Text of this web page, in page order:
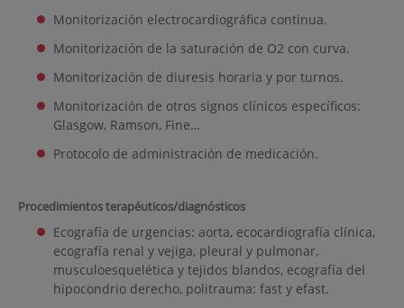
Monitorización electrocardiográfica continua.
Monitorización de la saturación de O2 con curva.
Monitorización de diuresis horaria y por turnos.
Monitorización de otros signos clínicos específicos:
Glasgow, Ramson, Fine…
Protocolo de administración de medicación.
Procedimientos terapéuticos/diagnósticos
Ecografía de urgencias: aorta, ecocardiografía clínica,
ecografía renal y vejiga, pleural y pulmonar,
musculoesquelética y tejidos blandos, ecografía del
hipocondrio derecho, politrauma: fast y efast.